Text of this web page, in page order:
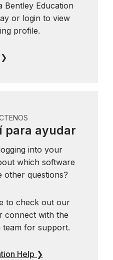
Bentley Education
or login to view
profile.
para ayudar
into your
which software
other questions?
to check out our
connect with the
team for support.
Help ❯